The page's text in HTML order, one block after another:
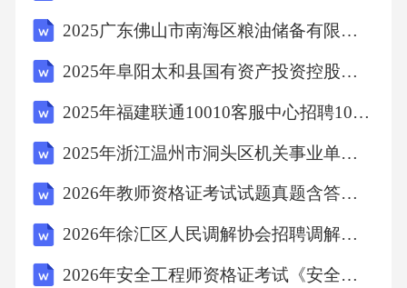
守日志，确保信息完整；-学习应急预案，提升
处置能力。22.如何避免应急值守期间因疲劳导
致决策失误？答案：-合理安排轮岗，避免单人
连续值守过长；-保持充足睡眠，避免过度疲
劳；-定期短暂休息，调整状态；-提前准备提神
饮品或食品，保持清醒；-加强团队协作，互相
提醒。23.应急值守人员在发布信息时应注意哪
些原则？答案：-信息准确，避免失实报道；-全
2025广东佛山市南海区粮油储备有限公司招聘及笔试安排笔试历年典型考点题库附带答案详解
2025年阜阳太和县国有资产投资控股集团下属子公司招聘24人笔试历年备考题库附带答案详解
2025年福建联通10010客服中心招聘100人笔试历年典型考点题库附带答案详解
2025年浙江温州市洞头区机关事业单位（国企）第三期招聘编外用工20人笔试历年常考点试题专练附带答案详解
2026年教师资格证考试试题真题含答案解析
2026年徐汇区人民调解协会招聘调解秘书备考题库及答案详解1套
2026年安全工程师资格证考试《安全生产法及相关法律知识》过关练习试题及答案